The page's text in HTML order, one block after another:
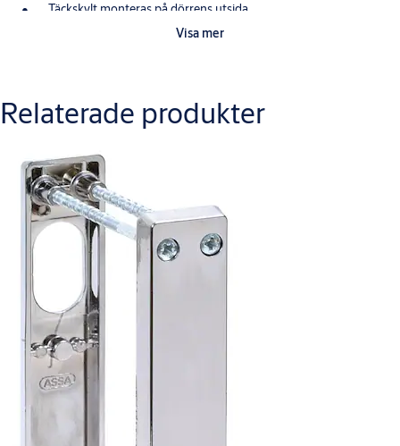
Täckskylt monteras på dörrens utsida
Visa mer
Relaterade produkter